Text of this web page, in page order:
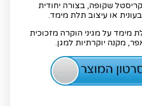
שקופה, בצורה יחודית
או עיצוב תלת מימד.
מימד על מגיני הוקרה מזכוכית
מקנה יוקרתיות למגן.